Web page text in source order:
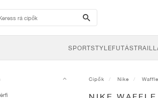
search-
btn
SPORTSTYLEFUTÁSTRAIL
Cipők Nike Waffle